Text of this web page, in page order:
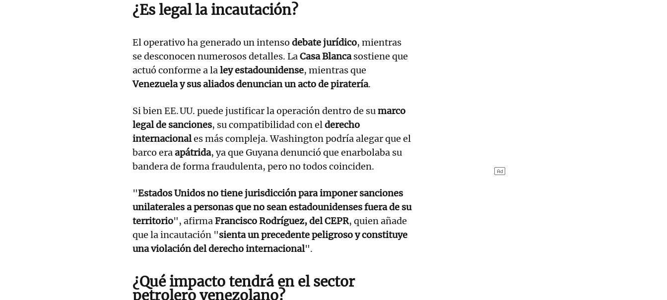
¿Es legal la incautación?
El operativo ha generado un intenso debate jurídico, mientras
se desconocen numerosos detalles. LaCasa Blancasostiene que
actuó conforme a laley estadounidense, mientras que
Venezuela y sus aliados denuncian un acto de piratería.
Si bien EE. UU. puede justificar la operación dentro de sumarco
legal de sanciones, su compatibilidad con elderecho
internacionales más compleja. Washington podría alegar que el
barco eraapátrida, ya que Guyana denunció que enarbolaba su
bandera de forma fraudulenta, pero no todos coinciden.
"Estados Unidos no tiene jurisdicción para imponer sanciones
unilaterales a personas que no sean estadounidenses fuera de su
territorio", afirmaFrancisco Rodríguez, del CEPR, quien añade
que la incautación "sienta un precedente peligroso y constituye
una violación del derecho internacional".
¿Qué impacto tendrá en el sector
petrolero venezolano?